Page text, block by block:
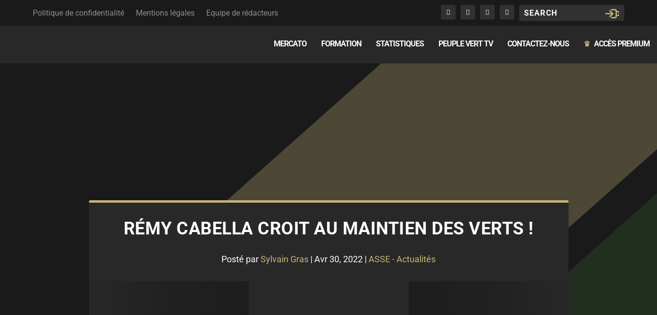
Politique de confidentialité Mentions légales Equipe de rédacteurs
MERCATO FORMATION STATISTIQUES PEUPLE VERT TV CONTACTEZ-NOUS ♛ ACCÈS PREMIUM
RÉMY CABELLA CROIT AU MAINTIEN DES VERTS !
Posté parSylvain Gras | Avr 30, 2022 | ASSE - Actualités